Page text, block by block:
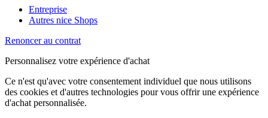
Entreprise
Autres nice Shops
Renoncer au contrat
Personnalisez votre expérience d'achat
Ce n'est qu'avec votre consentement individuel que nous utilisons
des cookies et d'autres technologies pour vous offrir une expérience
d'achat personnalisée.